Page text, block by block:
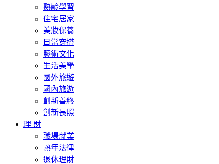
熟齡學習
住宅居家
美妝保養
日常穿搭
藝術文化
生活美學
國外旅遊
國內旅遊
創新善終
創新長照
理 財
職場就業
熟年法律
退休理財